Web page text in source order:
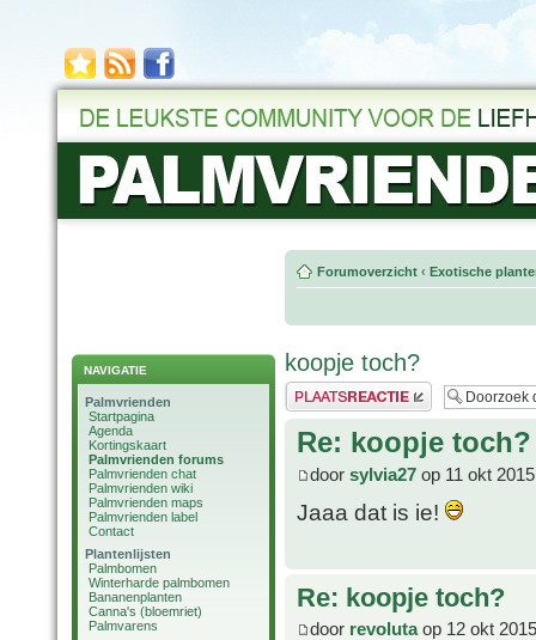
NAVIGATIE
Palmvrienden
Startpagina
Agenda
Kortingskaart
Palmvrienden forums
Palmvrienden chat
Palmvrienden wiki
Palmvrienden maps
Palmvrienden label
Contact
Plantenlijsten
Palmbomen
Winterharde palmbomen
Bananenplanten
Canna's (bloemriet)
Palmvarens
Forumoverzicht ‹ Exotische
koopje toch?
Plaats een reactie
Re: koopje toch?
door sylvia27 op 11 okt
Jaaa dat is ie!
Re: koopje toch?
door revolutaop 12 okt